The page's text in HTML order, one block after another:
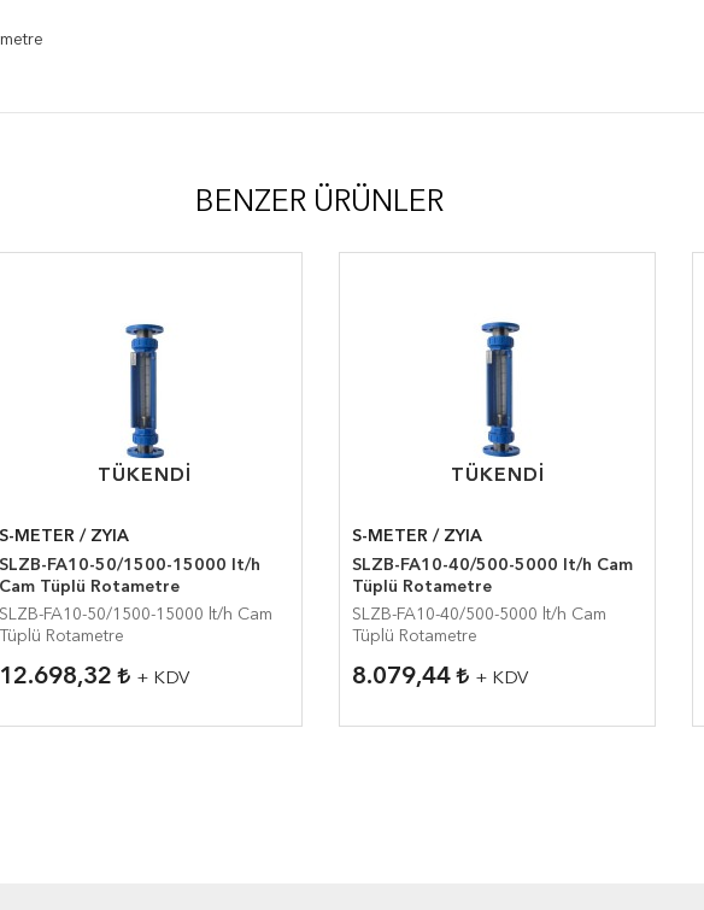
BENZER ÜRÜNLER
TÜKENDI
TÜKENDI
S-METER / ZYIA
SLZB-FA10-50/1500-15000 lt/h
Cam Tüplü Rotametre
SLZB-FA10-50/1500-15000 lt/h Cam
Tüplü Rotametre
12.698,32 + KDV
TÜKENDI
TÜKENDI
S-METER / ZYIA
SLZB-FA10-40/500-5000 lt/h Cam
Tüplü Rotametre
SLZB-FA10-40/500-5000 lt/h Cam
Tüplü Rotametre
8.079,44 + KDV